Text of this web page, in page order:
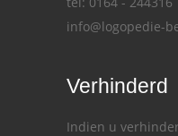
info@logopedie-
Verhinderd
Indien u